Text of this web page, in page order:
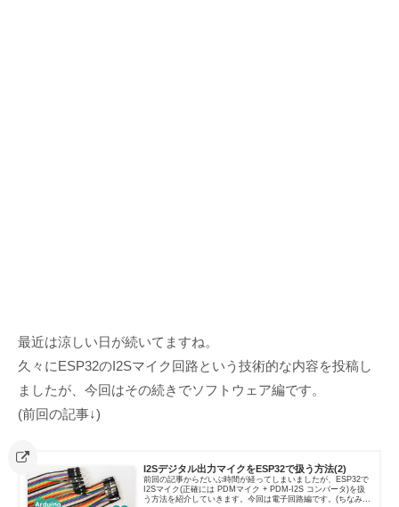
最近は涼しい日が続いてますね。
久々にESP32のI2Sマイク回路という技術的な内容を投稿し
ましたが、今回はその続きでソフトウェア編です。
(前回の記事↓)
I2Sデジタル出力マイクをESP32で扱う方法(2)
前回の記事からだいぶ時間が経ってしまいましたが、ESP32で
I2Sマイク(正確には PDMマイク + PDM-I2S コンバータ)を扱
う方法を紹介していきます。今回は電子回路編です。(ちなみに